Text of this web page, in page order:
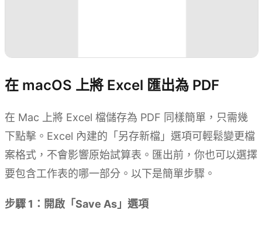
在 macOS 上將 Excel 匯出為 PDF
在 Mac 上將 Excel 檔儲存為 PDF 同樣簡單，只需幾
下點擊。Excel 內建的「另存新檔」選項可輕鬆變更檔
案格式，不會影響原始試算表。匯出前，你也可以選擇
要包含工作表的哪一部分。以下是簡單步驟。
步驟 1：開啟「Save As」選項